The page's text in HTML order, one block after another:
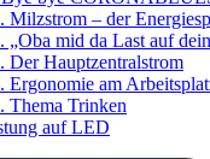
Milzstrom – der
„Oba mid da Last auf
Der Hauptzentralstrom
Ergonomie am
Thema Trinken
auf LED